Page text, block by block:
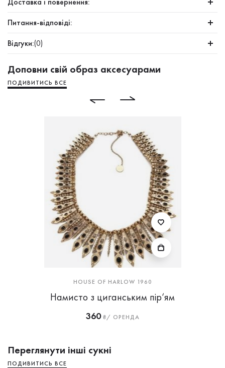
Питання-відповіді:
Відгуки:(0)
Доповни свій образ аксесуарами
ПОДИВИТИСЬ ВСЕ
HOUSE OF HARLOW 1960
Намисто з циганським пір‘ям
360₴/ ОРЕНДА
Переглянути інші сукні
ПОДИВИТИСЬ ВСЕ